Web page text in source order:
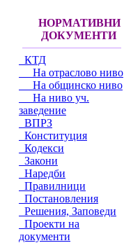
НОРМАТИВНИ
ДОКУМЕНТИ
КТД
На отраслово ниво
На общинско ниво
На ниво уч.
заведение
ВПРЗ
Конституция
Кодекси
Закони
Наредби
Правилници
Постановления
Решения, Заповеди
Проекти на
документи